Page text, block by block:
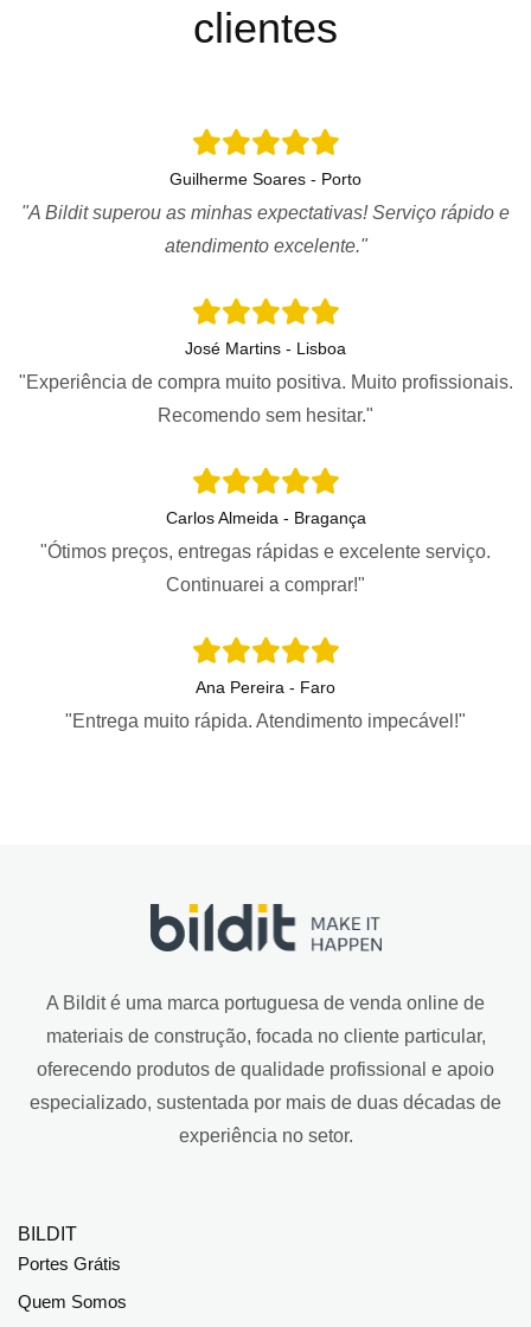
clientes
Guilherme Soares - Porto
"A Bildit superou as minhas expectativas! Serviço rápido e
atendimento excelente."
José Martins - Lisboa
"Experiência de compra muito positiva. Muito profissionais.
Recomendo sem hesitar."
Carlos Almeida - Bragança
"Ótimos preços, entregas rápidas e excelente serviço.
Continuarei a comprar!"
Ana Pereira - Faro
"Entrega muito rápida. Atendimento impecável!"
A Bildit é uma marca portuguesa de venda online de
materiais de construção, focada no cliente particular,
oferecendo produtos de qualidade profissional e apoio
especializado, sustentada por mais de duas décadas de
experiência no setor.
BILDIT
Portes Grátis
Quem Somos